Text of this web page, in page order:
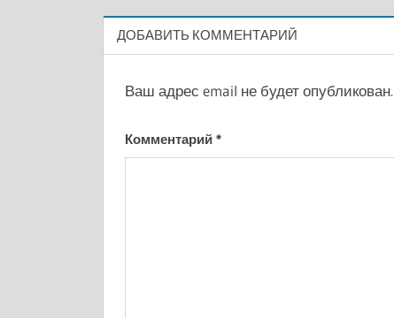
ДОБАВИТЬ КОММЕНТАРИЙ
Ваш адрес email не будет опубликован.
Комментарий *